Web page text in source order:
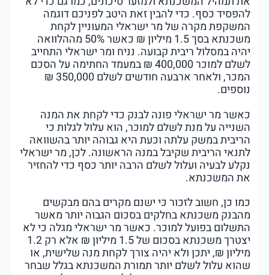
להפסיד כסף. כדי להבין זאת היטב לפניכם דוגמה
המשקפת מקרה של מר ישראלי המעוניין לקחת
משכנתא בסך 1.5 מיליון ₪ כאשר 50% מההלוואה
יהיה במסלול ריבית קבועה. נניח ומר ישראלי התחייב
לשלם למוכר 400,000 ₪ במעמד החתימה על הסכם
המכר, ולאחר ארבעה חודשים לשלם 350,000 ₪
נוספים.
כאשר מר ישראלי פונה לבנק כדי לקחת את המנה
השנייה על מנת לשלם למוכר, הוא עלול לגלות כי
הריבית במשק עלתה וכעת היא גבוהה יותר בהשוואה
לתנאי הריבית שקיבל במנה הראשונה. לכן, מר ישראלי
נקלע לבעיה ועלול לשלם הרבה יותר כסף כדי להחזיר
את המשכנתא.
כמו כן, חשוב לזכור כי ישנם מקרים בהם מבקשים
מהבנק משכנתא בחלקים בסכום הגבוה יותר מאשר
התשלום בפועל למוכר. כאשר מר ישראלי מגלה כי לא
יצטרך משכנתא בסכום של 1.5 מיליון ₪ אלא רק 1.2
מיליון ₪, יתכן ולא יהיה צורך לקחת מנה שלישית, או
שהוא עלול לשלם יותר תמורת המשכנתא בגלל שבחר